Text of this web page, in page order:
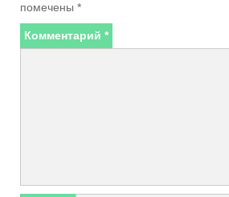
помечены *
Комментарий *